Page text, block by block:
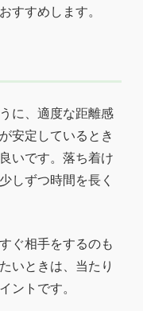
すすめします。
に、適度な距離感
安定しているとき
いです。落ち着け
しずつ時間を長く
ぐ相手をするのも
いときは、当たり
ントです。